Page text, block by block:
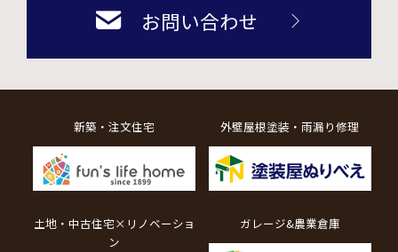
お問い合わせ
新築・注文住宅 外壁屋根塗装・雨漏り修理
土地・中古住宅×リノベーショ
ン
ガレージ&農業倉庫